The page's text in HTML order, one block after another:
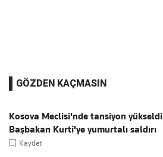
GÖZDEN KAÇMASIN
Kosova Meclisi'nde tansiyon
Başbakan Kurti'ye yumurtalı saldırı
Kaydet